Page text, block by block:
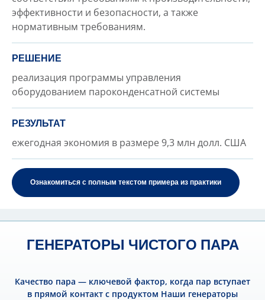
эффективности и безопасности, а также
нормативным требованиям.
РЕШЕНИЕ
реализация программы управления
оборудованием пароконденсатной системы
РЕЗУЛЬТАТ
ежегодная экономия в размере 9,3 млн долл. США
Ознакомиться с полным текстом примера из практики
ГЕНЕРАТОРЫ ЧИСТОГО ПАРА
Качество пара — ключевой фактор, когда пар вступает
в прямой контакт с продуктом Наши генераторы